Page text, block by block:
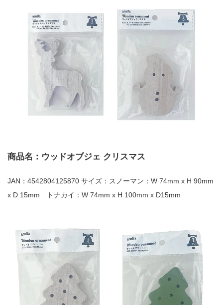
商品名：ウッドオブジェ クリスマス
JAN：4542804125870 サイズ：スノーマン：W 74mm x H 90mm
x D 15mm トナカイ：W 74mm x H 100mm x D15mm